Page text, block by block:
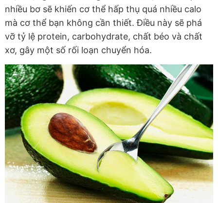
nhiều bơ sẽ khiến cơ thể hấp thụ quá nhiều calo
mà cơ thể bạn không cần thiết. Điều này sẽ phá
vỡ tỷ lệ protein, carbohydrate, chất béo và chất
xơ, gây một số rối loạn chuyển hóa.